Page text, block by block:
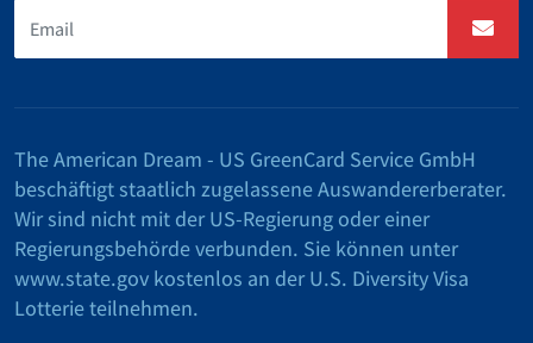
The American Dream - US GreenCard Service GmbH
beschäftigt staatlich zugelassene Auswandererberater.
Wir sind nicht mit der US-Regierung oder einer
Regierungsbehörde verbunden. Sie können unter
www.state.gov kostenlos an der U.S. Diversity Visa
Lotterie teilnehmen.